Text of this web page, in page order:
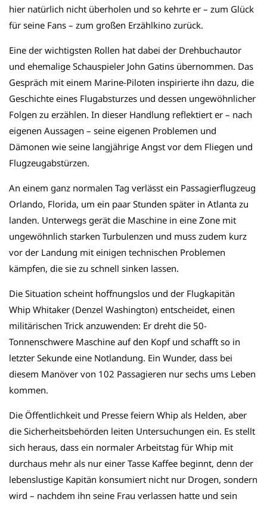
hier natürlich nicht überholen und so kehrte er – zum Glück
für seine Fans – zum großen Erzählkino zurück.
Eine der wichtigsten Rollen hat dabei der Drehbuchautor
und ehemalige Schauspieler John Gatins übernommen. Das
Gespräch mit einem Marine-Piloten inspirierte ihn dazu, die
Geschichte eines Flugabsturzes und dessen ungewöhnlicher
Folgen zu erzählen. In dieser Handlung reflektiert er – nach
eigenen Aussagen – seine eigenen Problemen und
Dämonen wie seine langjährige Angst vor dem Fliegen und
Flugzeugabstürzen.
An einem ganz normalen Tag verlässt ein Passagierflugzeug
Orlando, Florida, um ein paar Stunden später in Atlanta zu
landen. Unterwegs gerät die Maschine in eine Zone mit
ungewöhnlich starken Turbulenzen und muss zudem kurz
vor der Landung mit einigen technischen Problemen
kämpfen, die sie zu schnell sinken lassen.
Die Situation scheint hoffnungslos und der Flugkapitän
Whip Whitaker (Denzel Washington) entscheidet, einen
militärischen Trick anzuwenden: Er dreht die 50-
Tonnenschwere Maschine auf den Kopf und schafft so in
letzter Sekunde eine Notlandung. Ein Wunder, dass bei
diesem Manöver von 102 Passagieren nur sechs ums Leben
kommen.
Die Öffentlichkeit und Presse feiern Whip als Helden, aber
die Sicherheitsbehörden leiten Untersuchungen ein. Es stellt
sich heraus, dass ein normaler Arbeitstag für Whip mit
durchaus mehr als nur einer Tasse Kaffee beginnt, denn der
lebenslustige Kapitän konsumiert nicht nur Drogen, sondern
wird – nachdem ihn seine Frau verlassen hatte und sein